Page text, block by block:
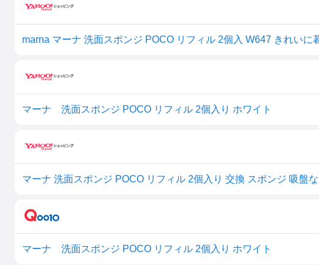
マーナ 洗面スポンジ POCO リフィル 2個入り ホワイト
マーナ 洗面スポンジ POCO リフィル 2個入り ホワイト